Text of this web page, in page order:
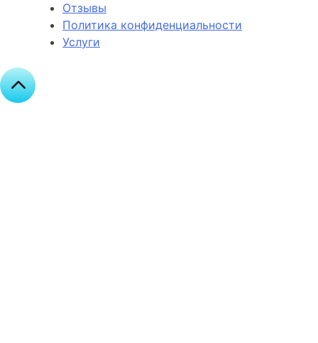
Отзывы
Политика конфиденциальности
Услуги